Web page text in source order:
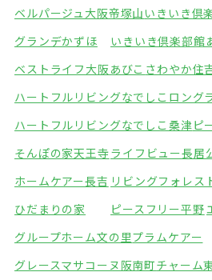
ベルパージュ大阪帝塚山いきいき倶
グランデかずほ
いきいき倶楽部館
ベストライフ大阪あびこ さわやか住
ハートフルリビングなでしこ ロング
ハートフルリビングなでしこ桑津ピ
そんぽの家天王寺ライフビュー長居
ホームケアー長吉 リビングフォレス
ひだまりの家
ピースフリー平野
グループホーム文の里プラムケアー
グレースマサコーヌ阪南町チャーム